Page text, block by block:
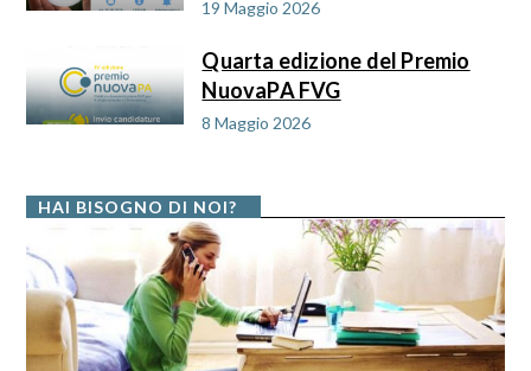
19 Maggio 2026
Quarta edizione del Premio
NuovaPA FVG
8 Maggio 2026
HAI BISOGNO DI NOI?